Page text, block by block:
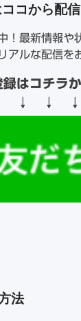
コから配信
！最新情報や
アルな配信を
録はコチラ
↓ ↓ ↓
法